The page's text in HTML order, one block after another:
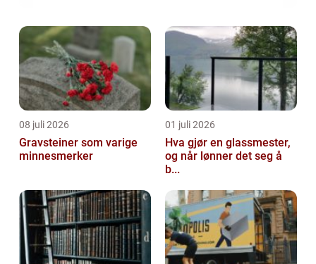
08 juli 2026
Gravsteiner som varige
minnesmerker
01 juli 2026
Hva gjør en glassmester,
og når lønner det seg å
b...